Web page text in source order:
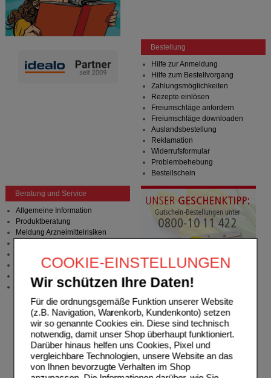
COOKIE-EINSTELLUNGEN
Wir schützen Ihre Daten!
Für die ordnungsgemäße Funktion unserer Website
(z.B. Navigation, Warenkorb, Kundenkonto) setzen
wir so genannte Cookies ein. Diese sind technisch
notwendig, damit unser Shop überhaupt funktioniert.
Darüber hinaus helfen uns Cookies, Pixel und
vergleichbare Technologien, unsere Website an das
von Ihnen bevorzugte Verhalten im Shop
Bestellung
Hilfe zur Anmeldung
Hilfe zum Bestellvorgang
Zahlungsmöglichkeiten
Rezepte einlösen
Freiumschläge anfordern
Freiumschläge downloaden
Auslandsbestellung
Reklamation
Widerrufsformular
Problembehebung
Bestellschein
Beratung und Service
Allgemeine Information
Produktberatung
Meldung Arzneimittelrisiken
Newsletter
Neukundenprämie
Stellenangebote